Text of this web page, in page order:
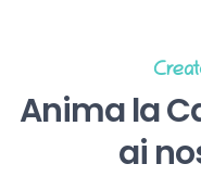
Anima la
ai